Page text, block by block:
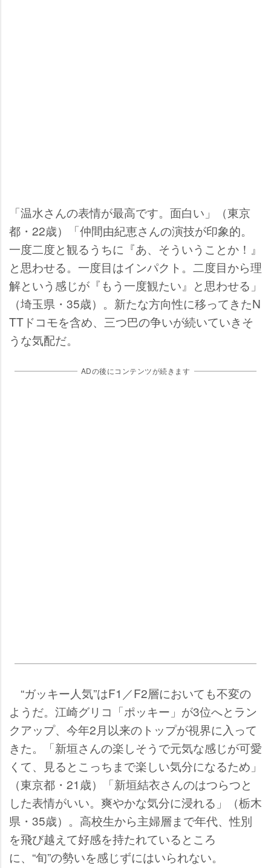
「温水さんの表情が最高です。面白い」（東京
都・22歳）「仲間由紀恵さんの演技が印象的。
一度二度と観るうちに『あ、そういうことか！』
と思わせる。一度目はインパクト。二度目から理
解という感じが『もう一度観たい』と思わせる」
（埼玉県・35歳）。新たな方向性に移ってきたN
TTドコモを含め、三つ巴の争いが続いていきそ
うな気配だ。
ADの後にコンテンツが続きます
“ガッキー人気”はF1／F2層においても不変の
ようだ。江崎グリコ「ポッキー」が3位へとラン
クアップ、今年2月以来のトップが視界に入って
きた。「新垣さんの楽しそうで元気な感じが可愛
くて、見るとこっちまで楽しい気分になるため」
（東京都・21歳）「新垣結衣さんのはつらつと
した表情がいい。爽やかな気分に浸れる」（栃木
県・35歳）。高校生から主婦層まで年代、性別
を飛び越えて好感を持たれているところ
に、“旬”の勢いを感じずにはいられない。